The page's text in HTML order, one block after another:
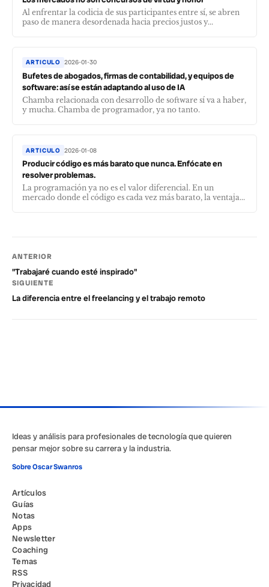
Al enfrentar la codicia de sus participantes entre sí, se abren
paso de manera desordenada hacia precios justos y...
ARTICULO 2026-01-30
Bufetes de abogados, firmas de contabilidad, y equipos de
software: así se están adaptando al uso de IA
Chamba relacionada con desarrollo de software sí va a haber,
y mucha. Chamba de programador, ya no tanto.
ARTICULO 2026-01-08
Producir código es más barato que nunca. Enfócate en
resolver problemas.
La programación ya no es el valor diferencial. En un
mercado donde el código es cada vez más barato, la ventaja...
ANTERIOR
"Trabajaré cuando esté inspirado"
SIGUIENTE
La diferencia entre el freelancing y el trabajo remoto
Ideas y análisis para profesionales de tecnología que quieren
pensar mejor sobre su carrera y la industria.
Sobre Oscar Swanros
Artículos
Guías
Notas
Apps
Newsletter
Coaching
Temas
RSS
Privacidad